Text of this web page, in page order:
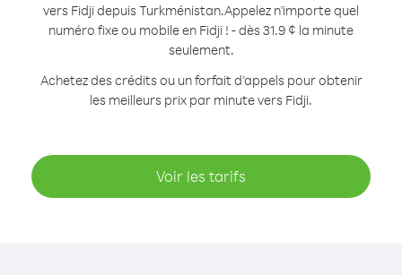
vers Fidji depuis Turkménistan.Appelez n'importe quel
numéro fixe ou mobile en Fidji ! - dès 31.9 ¢ la minute
seulement.
Achetez des crédits ou un forfait d’appels pour obtenir
les meilleurs prix par minute vers Fidji.
Voir les tarifs